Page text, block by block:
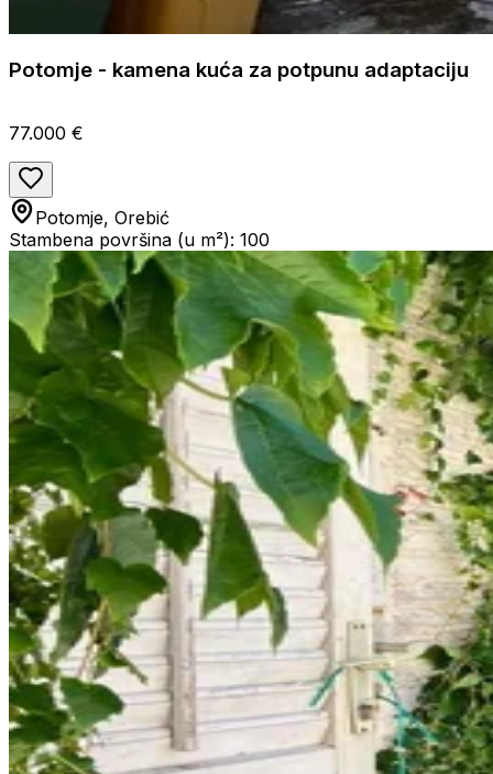
Potomje - kamena kuća za potpunu adaptaciju
77.000 €
Potomje, Orebić
Stambena površina (u m²): 100